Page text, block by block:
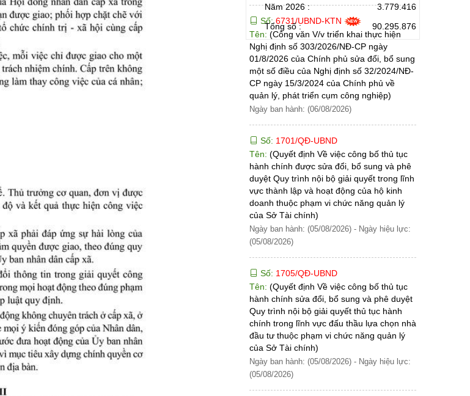
Số:6731/UBND-KTN
Tên: (Công văn V/v triển khai thực hiện
Nghị định số 303/2026/NĐ-CP ngày
01/8/2026 của Chính phủ sửa đổi, bổ sung
một số điều của Nghị định số 32/2024/NĐ-
CP ngày 15/3/2024 của Chính phủ về
quản lý, phát triển cụm công nghiệp)
Ngày ban hành: (06/08/2026)
Số: 1701/QĐ-UBND
Tên: (Quyết định Về việc công bố thủ tục
hành chính được sửa đổi, bổ sung và phê
duyệt Quy trình nội bộ giải quyết trong lĩnh
vực thành lập và hoạt động của hộ kinh
doanh thuộc phạm vi chức năng quản lý
của Sở Tài chính)
Ngày ban hành: (05/08/2026) - Ngày hiệu lực:
(05/08/2026)
Số: 1705/QĐ-UBND
Tên: (Quyết định Về việc công bố thủ tục
hành chính sửa đổi, bổ sung và phê duyệt
Quy trình nội bộ giải quyết thủ tục hành
chính trong lĩnh vực đấu thầu lựa chọn nhà
đầu tư thuộc phạm vi chức năng quản lý
của Sở Tài chính)
Ngày ban hành: (05/08/2026) - Ngày hiệu lực:
(05/08/2026)
Năm 2026 :
3.779.416
Tổng số :
90.295.876